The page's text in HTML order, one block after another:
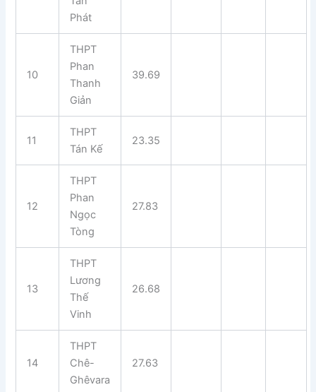
Phát
10
THPT
Phan
Thanh
Giản
39.69
11
THPT
Tán Kế
23.35
12
THPT
Phan
Ngọc
Tòng
27.83
13
THPT
Lương
Thế
Vinh
26.68
14
THPT
Chê-
Ghêvara
27.63